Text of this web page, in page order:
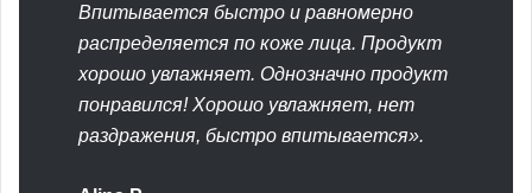
Впитывается быстро и равномерно
распределяется по коже лица. Продукт
хорошо увлажняет. Однозначно продукт
понравился! Хорошо увлажняет, нет
раздражения, быстро впитывается».